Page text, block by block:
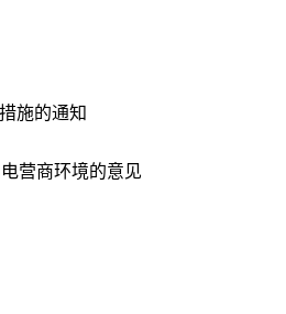
施的通知
营商环境的意见